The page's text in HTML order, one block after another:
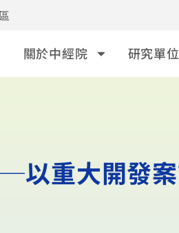
關於中經院 研究單位
以重大開發